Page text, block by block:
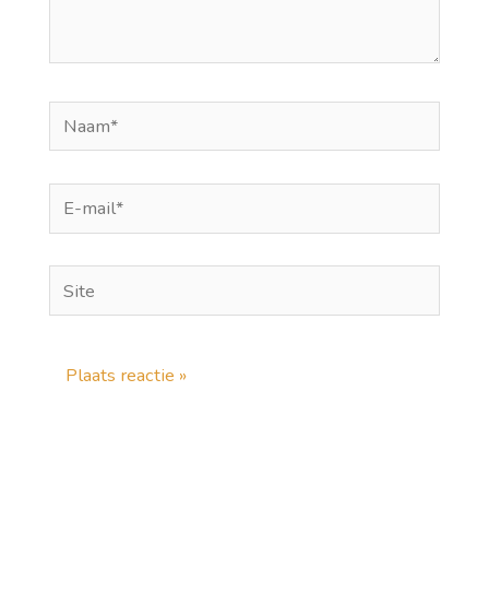
Naam*
E-
mail*
Site